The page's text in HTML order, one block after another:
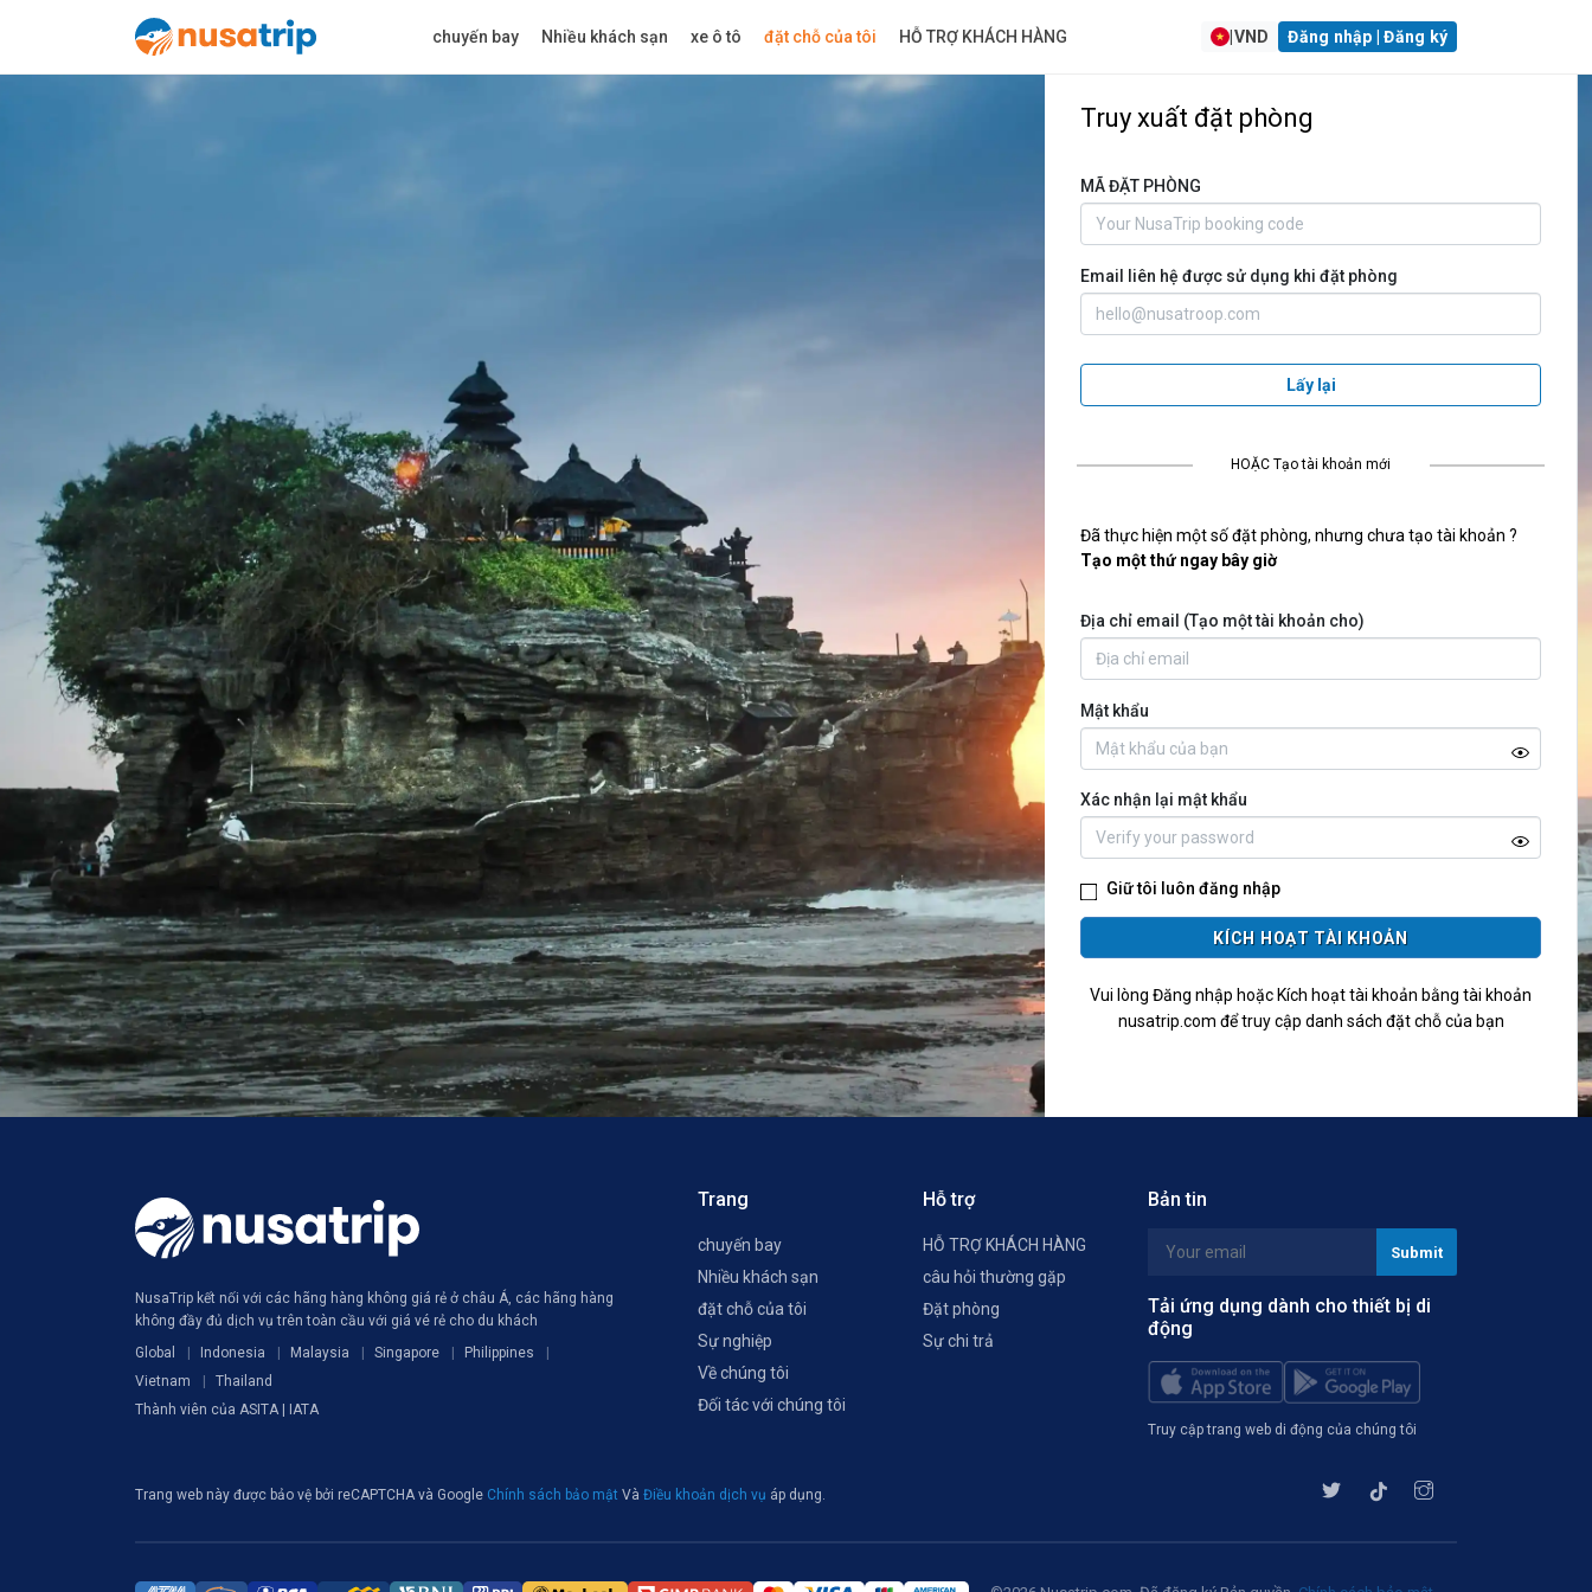
chuyến bay Nhiều khách sạn xe ô tô đặt chỗ của tôi HỖ TRỢ KHÁCH HÀNG VND Đăng nhập | Đăng ký
Truy xuất đặt phòng
MÃ ĐẶT PHÒNG
Email liên hệ được sử dụng khi đặt phòng
Lấy lại
HOẶC Tạo tài khoản mới
Đã thực hiện một số đặt phòng, nhưng chưa tạo tài khoản ?
Tạo một thứ ngay bây giờ
Địa chỉ email (Tạo một tài khoản cho)
Mật khẩu
Xác nhận lại mật khẩu
Giữ tôi luôn đăng nhập
KÍCH HOẠT TÀI KHOẢN
Vui lòng Đăng nhập hoặc Kích hoạt tài khoản bằng tài khoản
nusatrip.com để truy cập danh sách đặt chỗ của bạn
NusaTrip kết nối với các hãng hàng không giá rẻ ở châu Á, các hãng hàng
không đầy đủ dịch vụ trên toàn cầu với giá vé rẻ cho du khách
Global
Indonesia Malaysia Singapore
Philippines
Vietnam
Thailand
Thành viên của ASITA | IATA
Trang
chuyến bay
Nhiều khách sạn
đặt chỗ của tôi
Sự nghiệp
Về chúng tôi
Đối tác với chúng tôi
Hỗ trợ
HỖ TRỢ KHÁCH HÀNG
câu hỏi thường gặp
Đặt phòng
Sự chi trả
Bản tin
Tải ứng dụng dành cho thiết bị di
động
Truy cập trang web di động của chúng tôi
Trang web này được bảo vệ bởi reCAPTCHA và Google Chính sách bảo mật Và Điều khoản dịch vụ áp dụng.